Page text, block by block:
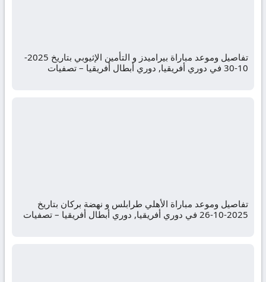
تفاصيل وموعد مباراة بيراميدز و التأمين الإثيوبي بتاريخ 2025-
10-30 في دوري أفريقيا, دوري أبطال أفريقيا – تصفيات
تفاصيل وموعد مباراة الأهلي طرابلس و نهضة بركان بتاريخ
2025-10-26 في دوري أفريقيا, دوري أبطال أفريقيا – تصفيات